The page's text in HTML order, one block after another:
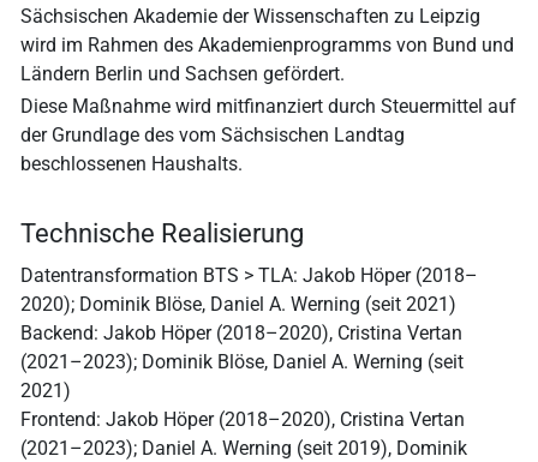
Sächsischen Akademie der Wissenschaften zu Leipzig
wird im Rahmen des Akademienprogramms von Bund und
Ländern Berlin und Sachsen gefördert.
Diese Maßnahme wird mitfinanziert durch Steuermittel auf
der Grundlage des vom Sächsischen Landtag
beschlossenen Haushalts.
Technische Realisierung
Datentransformation BTS > TLA: Jakob Höper (2018–
2020); Dominik Blöse, Daniel A. Werning (seit 2021)
Backend: Jakob Höper (2018–2020), Cristina Vertan
(2021–2023); Dominik Blöse, Daniel A. Werning (seit
2021)
Frontend: Jakob Höper (2018–2020), Cristina Vertan
(2021–2023); Daniel A. Werning (seit 2019), Dominik